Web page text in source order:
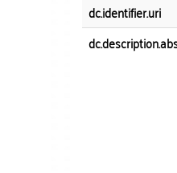
dc.identifier.uri